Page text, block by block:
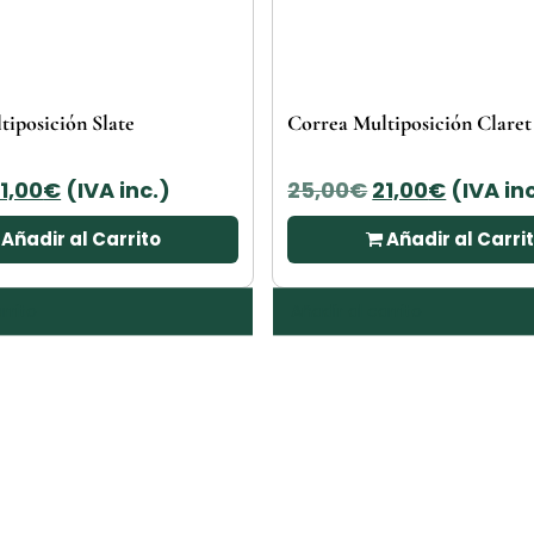
Slate
€El
precio
actual
(IVA inc.)
al Carrito
Correa Multiposición Claret
25,00€El
precio
original
21,00€El
precio
actual
(IVA
Añadir al